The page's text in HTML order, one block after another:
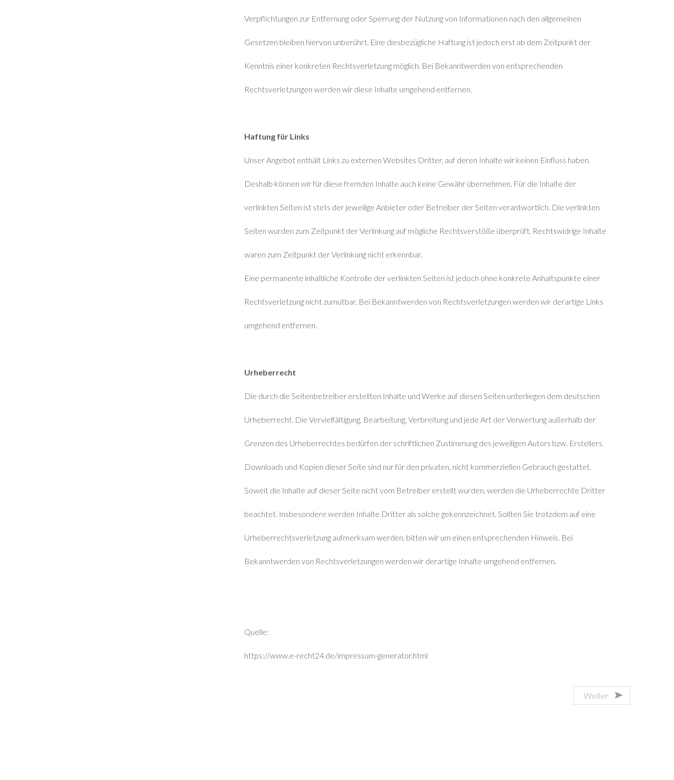
Verpflichtungen zur Entfernung oder Sperrung der Nutzung von Informationen nach den allgemeinen
Gesetzen bleiben hiervon unberührt. Eine diesbezügliche Haftung ist jedoch erst ab dem Zeitpunkt der
Kenntnis einer konkreten Rechtsverletzung möglich. Bei Bekanntwerden von entsprechenden
Rechtsverletzungen werden wir diese Inhalte umgehend entfernen.
Haftung für Links
Unser Angebot enthält Links zu externen Websites Dritter, auf deren Inhalte wir keinen Einfluss haben.
Deshalb können wir für diese fremden Inhalte auch keine Gewähr übernehmen. Für die Inhalte der
verlinkten Seiten ist stets der jeweilige Anbieter oder Betreiber der Seiten verantwortlich. Die verlinkten
Seiten wurden zum Zeitpunkt der Verlinkung auf mögliche Rechtsverstöße überprüft. Rechtswidrige Inhalte
waren zum Zeitpunkt der Verlinkung nicht erkennbar.
Eine permanente inhaltliche Kontrolle der verlinkten Seiten ist jedoch ohne konkrete Anhaltspunkte einer
Rechtsverletzung nicht zumutbar. Bei Bekanntwerden von Rechtsverletzungen werden wir derartige Links
umgehend entfernen.
Urheberrecht
Die durch die Seitenbetreiber erstellten Inhalte und Werke auf diesen Seiten unterliegen dem deutschen
Urheberrecht. Die Vervielfältigung, Bearbeitung, Verbreitung und jede Art der Verwertung außerhalb der
Grenzen des Urheberrechtes bedürfen der schriftlichen Zustimmung des jeweiligen Autors bzw. Erstellers.
Downloads und Kopien dieser Seite sind nur für den privaten, nicht kommerziellen Gebrauch gestattet.
Soweit die Inhalte auf dieser Seite nicht vom Betreiber erstellt wurden, werden die Urheberrechte Dritter
beachtet. Insbesondere werden Inhalte Dritter als solche gekennzeichnet. Sollten Sie trotzdem auf eine
Urheberrechtsverletzung aufmerksam werden, bitten wir um einen entsprechenden Hinweis. Bei
Bekanntwerden von Rechtsverletzungen werden wir derartige Inhalte umgehend entfernen.
Quelle:
https://www.e-recht24.de/impressum-generator.html
Weiter